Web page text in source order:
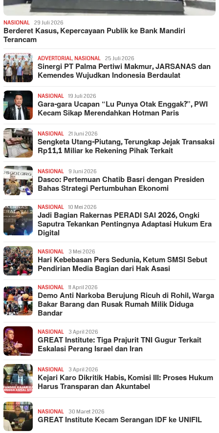
NASIONAL 29 Juli 2026
Berderet Kasus, Kepercayaan Publik ke Bank Mandiri
Terancam
ADVERTORIAL, NASIONAL 25 Juli 2026
Sinergi PT Palma Pertiwi Makmur, JARSANAS dan
Kemendes Wujudkan Indonesia Berdaulat
NASIONAL 19 Juli 2026
Gara-gara Ucapan “Lu Punya Otak Enggak?”, PWI
Kecam Sikap Merendahkan Hotman Paris
NASIONAL 21 Juni 2026
Sengketa Utang-Piutang, Terungkap Jejak Transaksi
Rp11,1 Miliar ke Rekening Pihak Terkait
NASIONAL 9 Juni 2026
Dasco: Pertemuan Chatib Basri dengan Presiden
Bahas Strategi Pertumbuhan Ekonomi
NASIONAL 10 Mei 2026
Jadi Bagian Rakernas PERADI SAI 2026, Ongki
Saputra Tekankan Pentingnya Adaptasi Hukum Era
Digital
NASIONAL 3 Mei 2026
Hari Kebebasan Pers Sedunia, Ketum SMSI Sebut
Pendirian Media Bagian dari Hak Asasi
NASIONAL 11 April 2026
Demo Anti Narkoba Berujung Ricuh di Rohil, Warga
Bakar Barang dan Rusak Rumah Milik Diduga
Bandar
NASIONAL 3 April 2026
GREAT Institute: Tiga Prajurit TNI Gugur Terkait
Eskalasi Perang Israel dan Iran
NASIONAL 3 April 2026
Kejari Karo Dikritik Habis, Komisi III: Proses Hukum
Harus Transparan dan Akuntabel
NASIONAL 30 Maret 2026
GREAT Institute Kecam Serangan IDF ke UNIFIL